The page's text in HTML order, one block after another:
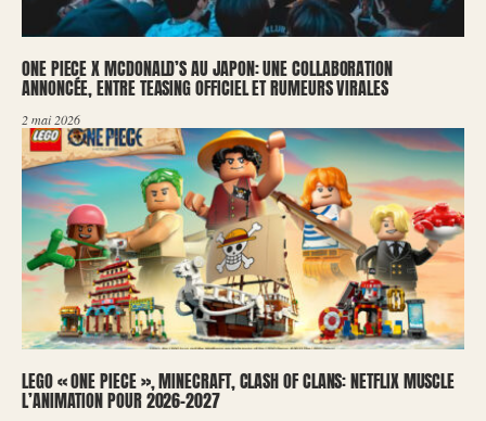
ONE PIECE X MCDONALD’S AU JAPON: UNE COLLABORATION
ANNONCÉE, ENTRE TEASING OFFICIEL ET RUMEURS VIRALES
2 mai 2026
LEGO « ONE PIECE », MINECRAFT, CLASH OF CLANS: NETFLIX MUSCLE
L’ANIMATION POUR 2026-2027